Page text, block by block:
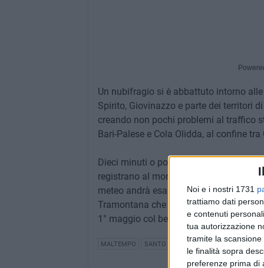
Noi e i nostri 1731
trattiamo dati
e contenuti
tua autorizzazione
tramite la
le finalità sopra
preferenze prima di
Un nubifragio si è abbattuto intorno
Spirito, Giovinazzo e parte dei territori
creando non pochi problemi al traffico
Bari-Palese e Cola Olidda, al confine
Dieci minuti o poco più accompagnati
registrano al momento danni, ma
meteo andrà esaurendosi nel
Tramontana che renderanno il mare
1° maggio col bel tempo, ma per gli
MALTEMPO SANTO SPIRITO PALESE PIOGGIA